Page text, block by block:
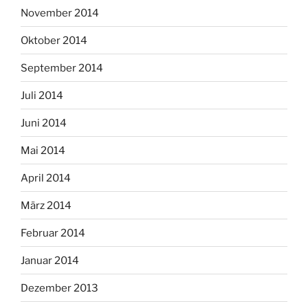
November 2014
Oktober 2014
September 2014
Juli 2014
Juni 2014
Mai 2014
April 2014
März 2014
Februar 2014
Januar 2014
Dezember 2013